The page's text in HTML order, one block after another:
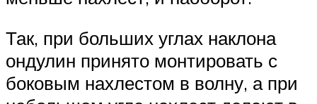
Так, при больших углах наклона
ондулин принято монтировать с
боковым нахлестом в волну, а при